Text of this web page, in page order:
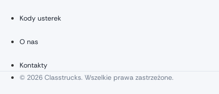
Kody usterek
O nas
Kontakty
© 2026 Classtrucks. Wszelkie prawa zastrzeżone.